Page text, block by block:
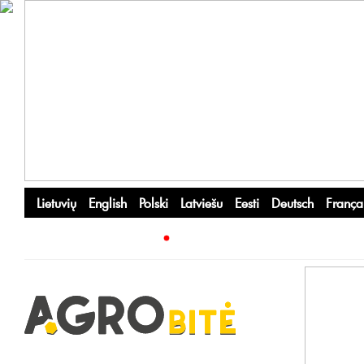
Lietuvių English Polski Latviešu Eesti Deutsch